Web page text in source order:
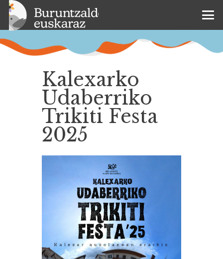
Kalexarko
Udaberriko
Trikiti Festa
2025